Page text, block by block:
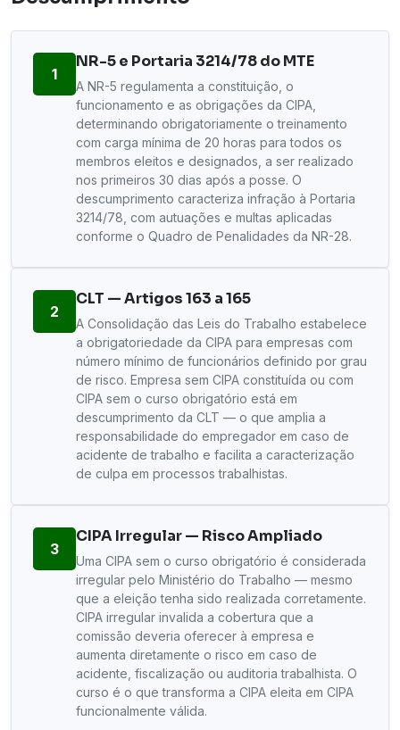
1
NR-5 e Portaria 3214/78 do MTE
A NR-5 regulamenta a constituição, o
funcionamento e as obrigações da CIPA,
determinando obrigatoriamente o treinamento
com carga mínima de 20 horas para todos os
membros eleitos e designados, a ser realizado
nos primeiros 30 dias após a posse. O
descumprimento caracteriza infração à Portaria
3214/78, com autuações e multas aplicadas
conforme o Quadro de Penalidades da NR-28.
2
CLT — Artigos 163 a 165
A Consolidação das Leis do Trabalho estabelece
a obrigatoriedade da CIPA para empresas com
número mínimo de funcionários definido por grau
de risco. Empresa sem CIPA constituída ou com
CIPA sem o curso obrigatório está em
descumprimento da CLT — o que amplia a
responsabilidade do empregador em caso de
acidente de trabalho e facilita a caracterização
de culpa em processos trabalhistas.
3
CIPA Irregular — Risco Ampliado
Uma CIPA sem o curso obrigatório é considerada
irregular pelo Ministério do Trabalho — mesmo
que a eleição tenha sido realizada corretamente.
CIPA irregular invalida a cobertura que a
comissão deveria oferecer à empresa e
aumenta diretamente o risco em caso de
acidente, fiscalização ou auditoria trabalhista. O
curso é o que transforma a CIPA eleita em CIPA
funcionalmente válida.